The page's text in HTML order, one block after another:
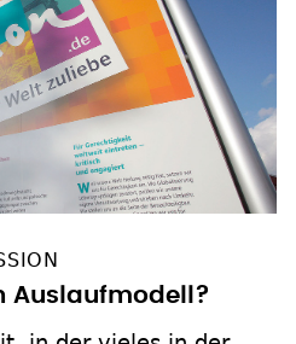
Auslaufmodell?